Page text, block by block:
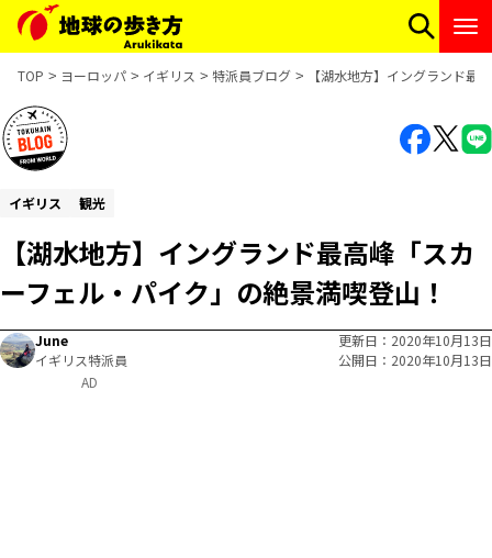
TOP ヨーロッパ イギリス 特派員ブログ 【湖水地方】イングランド最
イギリス 観光
【湖水地方】イングランド最高峰「スカ
ーフェル・パイク」の絶景満喫登山！
June
イギリス特派員
更新日
2020年10月13日
公開日
2020年10月13日
AD